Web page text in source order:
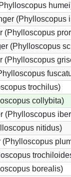
(Phylloscopus
(Phylloscopus
(Phylloscopus
(Phylloscopus
trochilus)
collybita)
(Phylloscopus
nitidus)
borealis)